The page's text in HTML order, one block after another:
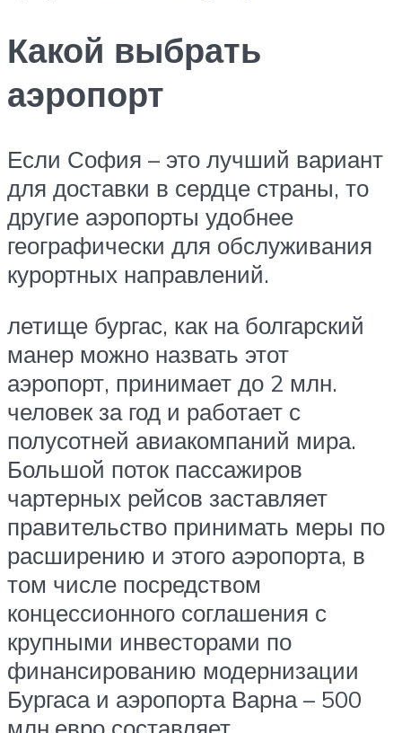
Какой выбрать
аэропорт
Если София – это лучший вариант
для доставки в сердце страны, то
другие аэропорты удобнее
географически для обслуживания
курортных направлений.
летище бургас, как на болгарский
манер можно назвать этот
аэропорт, принимает до 2 млн.
человек за год и работает с
полусотней авиакомпаний мира.
Большой поток пассажиров
чартерных рейсов заставляет
правительство принимать меры по
расширению и этого аэропорта, в
том числе посредством
концессионного соглашения с
крупными инвесторами по
финансированию модернизации
Бургаса и аэропорта Варна – 500